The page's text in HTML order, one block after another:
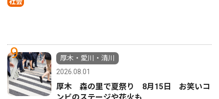
社会
9
厚木・愛川・清川
2026.08.01
厚木 森の里で夏祭り 8月15日 お笑いコ